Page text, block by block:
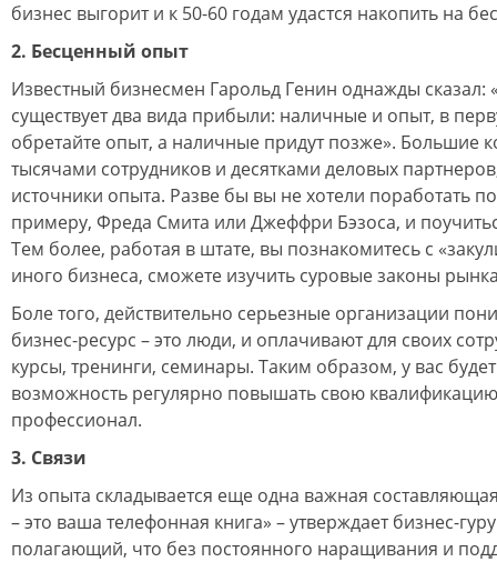
бизнес выгорит и к 50-60 годам удастся накопить на
2. Бесценный опыт
Известный бизнесмен Гарольд Генин однажды сказал:
существует два вида прибыли: наличные и опыт, в
обретайте опыт, а наличные придут позже». Большие
тысячами сотрудников и десятками деловых
источники опыта. Разве бы вы не хотели поработать
примеру, Фреда Смита или Джеффри Бэзоса, и
Тем более, работая в штате, вы познакомитесь с
иного бизнеса, сможете изучить суровые законы
Боле того, действительно серьезные организации
бизнес-ресурс – это люди, и оплачивают для своих
курсы, тренинги, семинары. Таким образом, у вас
возможность регулярно повышать свою
профессионал.
3. Связи
Из опыта складывается еще одна важная
– это ваша телефонная книга» – утверждает бизнес-
полагающий, что без постоянного наращивания и